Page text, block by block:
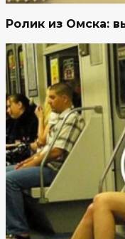
Ролик из Омска: